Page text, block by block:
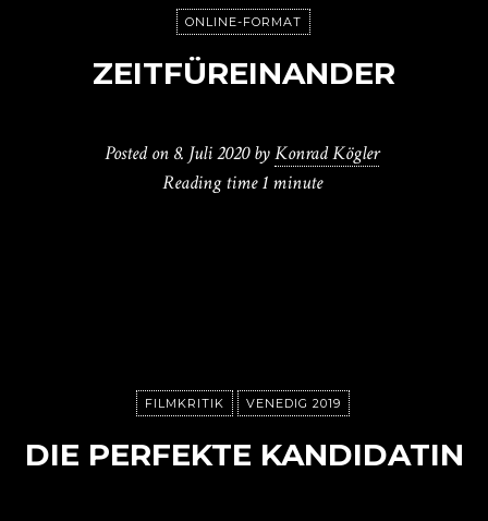
ONLINE-FORMAT
ZEITFÜREINANDER
Posted on 8. Juli 2020 byKonrad Kögler
Reading time1 minute
FILMKRITIK VENEDIG 2019
DIE PERFEKTE KANDIDATIN